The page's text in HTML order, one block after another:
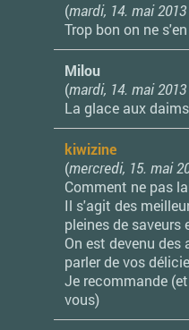
(mardi, 14. mai
Trop bon on ne
Milou
(mardi, 14. mai
La glace aux
kiwizine
(mercredi, 15. mai
Comment ne pas
Il s'agit des
pleines de
On est devenu
parler de vos
Je recommande
vous)